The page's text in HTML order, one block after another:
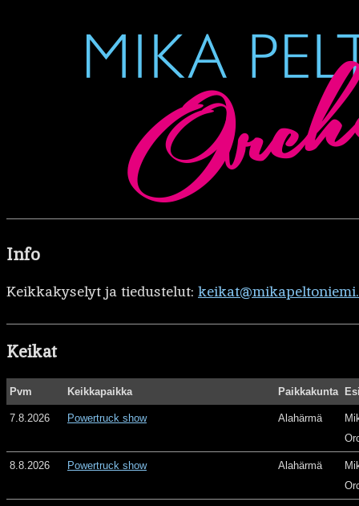
Info
Keikkakyselyt ja tiedustelut:
Keikat
Pvm Keikkapaikka Paikkakunta
7.8.2026 Powertruck show Alahärmä
8.8.2026 Powertruck show Alahärmä